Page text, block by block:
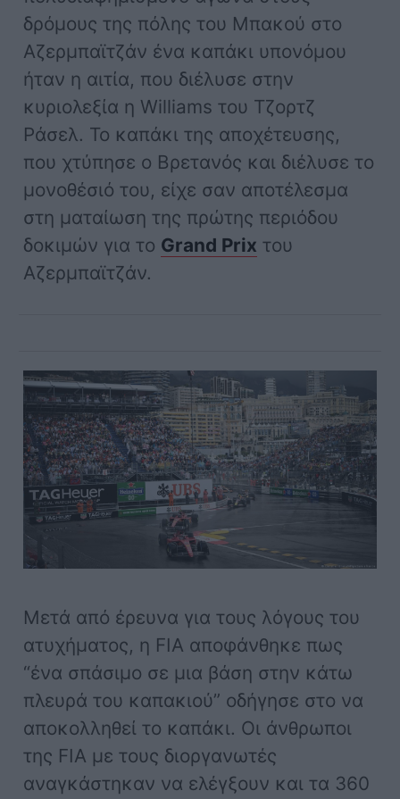
δρόμους της πόλης του Μπακού στο
Αζερμπαϊτζάν ένα καπάκι υπονόμου
ήταν η αιτία, που διέλυσε στην
κυριολεξία η Williams του Τζορτζ
Ράσελ. Το καπάκι της αποχέτευσης,
που χτύπησε ο Βρετανός και διέλυσε το
μονοθέσιό του, είχε σαν αποτέλεσμα
στη ματαίωση της πρώτης περιόδου
δοκιμών για το Grand Prix του
Αζερμπαϊτζάν.
Μετά από έρευνα για τους λόγους του
ατυχήματος, η FIA αποφάνθηκε πως
“ένα σπάσιμο σε μια βάση στην κάτω
πλευρά του καπακιού” οδήγησε στο να
αποκολληθεί το καπάκι. Οι άνθρωποι
της FIA με τους διοργανωτές
αναγκάστηκαν να ελέγξουν και τα 360